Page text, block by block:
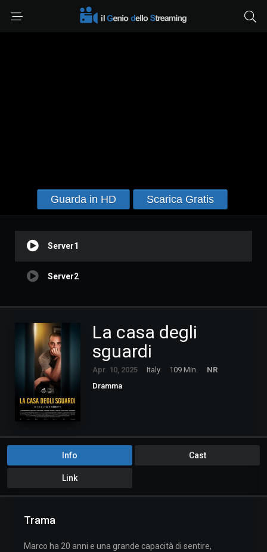
Guarda in HD Scarica Gratis
Server1
Server2
La casa degli
sguardi
Apr. 10, 2025 Italy 109 Min.
NR
Dramma
Info Cast
Link
Trama
Marco ha 20 anni e una grande capacità di sentire,